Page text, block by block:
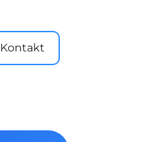
Kontakt